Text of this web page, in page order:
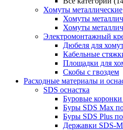
Хомуты металлические
Хомуты
Хомуты
Электромонтажный
Дюбеля для
Кабельные
Площадки для
Скобы с гвоздем
Расходные материалы и
SDS оснастка
Буровые коронки
Буры SDS Max
Буры SDS Plus
Державки SDS-